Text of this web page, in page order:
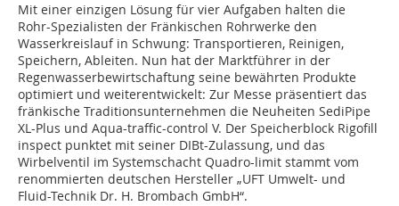
Mit einer einzigen Lösung für vier Aufgaben halten die
Rohr-Spezialisten der Fränkischen Rohrwerke den
Wasserkreislauf in Schwung: Transportieren, Reinigen,
Speichern, Ableiten. Nun hat der Marktführer in der
Regenwasserbewirtschaftung seine bewährten Produkte
optimiert und weiterentwickelt: Zur Messe präsentiert das
fränkische Traditionsunternehmen die Neuheiten SediPipe
XL-Plus und Aqua-traffic-control V. Der Speicherblock Rigofill
inspect punktet mit seiner DIBt-Zulassung, und das
Wirbelventil im Systemschacht Quadro-limit stammt vom
renommierten deutschen Hersteller „UFT Umwelt- und
Fluid-Technik Dr. H. Brombach GmbH“.